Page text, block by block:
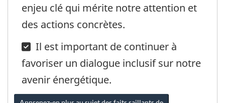
enjeu clé qui mérite notre attention et
des actions concrètes.
Il est important de continuer à
favoriser un dialogue inclusif sur notre
avenir énergétique.